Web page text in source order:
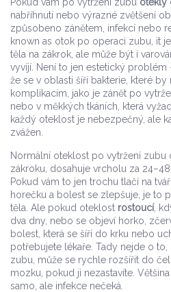
nabříhnutí nebo výrazné zvětšení
způsobeno zánětem, infekcí nebo
known as otok po operaci zubu , it
těla na zákrok, ale může být i
vyvíjí. Není to jen estetický
že se v oblasti šíří bakterie, které
komplikacím, jako je zánět po
nebo v měkkých tkáních, která
každý oteklost je nebezpečný, ale
zvážen.
Normální oteklost po vytržení zubu
zákroku, dosahuje vrcholu za
Pokud vám to jen trochu tlačí na
horečku a bolest se zlepšuje, je to
těla. Ale pokud oteklost rostoucí ,
dva dny, nebo se objeví horko,
bolest, která se šíří do krku nebo
potřebujete lékaře. Tady nejde o to,
zubu může se rychle rozšířit do
mozku, pokud ji nezastavíte .
samo, ale infekce nečeká.